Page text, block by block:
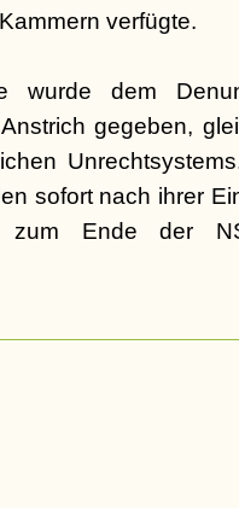
verfügte.
wurde dem
gegeben,
sofort nach ihrer
Ende der